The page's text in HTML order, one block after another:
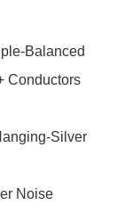
Balanced
Conductors
Silver
Noise